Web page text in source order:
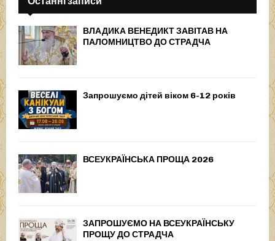
ВЛАДИКА ВЕНЕДИКТ ЗАВІТАВ НА
ПАЛОМНИЦТВО ДО СТРАДЧА
Запрошуємо дітей віком 6-12 років
ВСЕУКРАЇНСЬКА ПРОЩА 2026
ЗАПРОШУЄМО НА ВСЕУКРАЇНСЬКУ
ПРОЩУ ДО СТРАДЧА